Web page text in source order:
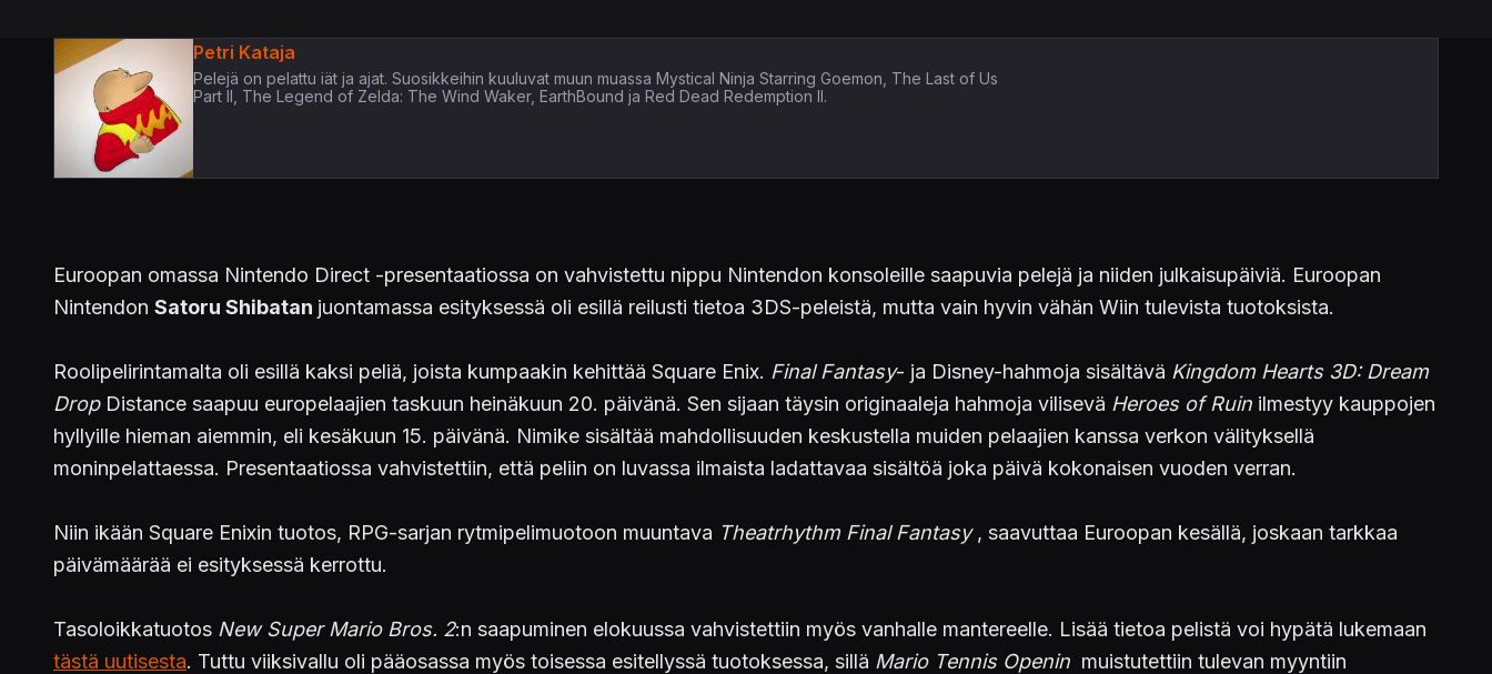
Petri Kataja
Pelejä on pelattu iät ja ajat. Suosikkeihin kuuluvat muun muassa Mystical Ninja Starring Goemon, The Last of Us
Part II, The Legend of Zelda: The Wind Waker, EarthBound ja Red Dead Redemption II.
Euroopan omassa Nintendo Direct -presentaatiossa on vahvistettu nippu Nintendon konsoleille saapuvia pelejä ja niiden julkaisupäiviä. Euroopan
Nintendon Satoru Shibatan juontamassa esityksessä oli esillä reilusti tietoa 3DS-peleistä, mutta vain hyvin vähän Wiin tulevista tuotoksista.
Roolipelirintamalta oli esillä kaksi peliä, joista kumpaakin kehittää Square Enix. Final Fantasy- ja Disney-hahmoja sisältävä Kingdom Hearts 3D: Dream
DropDistance saapuu europelaajien taskuun heinäkuun 20. päivänä. Sen sijaan täysin originaaleja hahmoja vilisevä Heroes of Ruin ilmestyy kauppojen
hyllyille hieman aiemmin, eli kesäkuun 15. päivänä. Nimike sisältää mahdollisuuden keskustella muiden pelaajien kanssa verkon välityksellä
moninpelattaessa. Presentaatiossa vahvistettiin, että peliin on luvassa ilmaista ladattavaa sisältöä joka päivä kokonaisen vuoden verran.
Niin ikään Square Enixin tuotos, RPG-sarjan rytmipelimuotoon muuntava Theatrhythm Final Fantasy, saavuttaa Euroopan kesällä, joskaan tarkkaa
päivämäärää ei esityksessä kerrottu.
Tasoloikkatuotos New Super Mario Bros. 2:n saapuminen elokuussa vahvistettiin myös vanhalle mantereelle. Lisää tietoa pelistä voi hypätä lukemaan
tästä uutisesta. Tuttu viiksivallu oli pääosassa myös toisessa esitellyssä tuotoksessa, sillä Mario Tennis Openin muistutettiin tulevan myyntiin